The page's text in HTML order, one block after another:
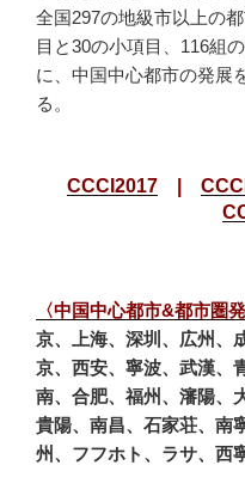
全国297の地級市以上の
目と30の小項目、116組
に、中国中心都市の発展
る。
CCCI2017
〈中国中心都市&都市圏
京、上海、深圳、広州、
京、西安、寧波、武漢、
南、合肥、福州、瀋陽、
貴陽、南昌、石家荘、南
州、フフホト、ラサ、西